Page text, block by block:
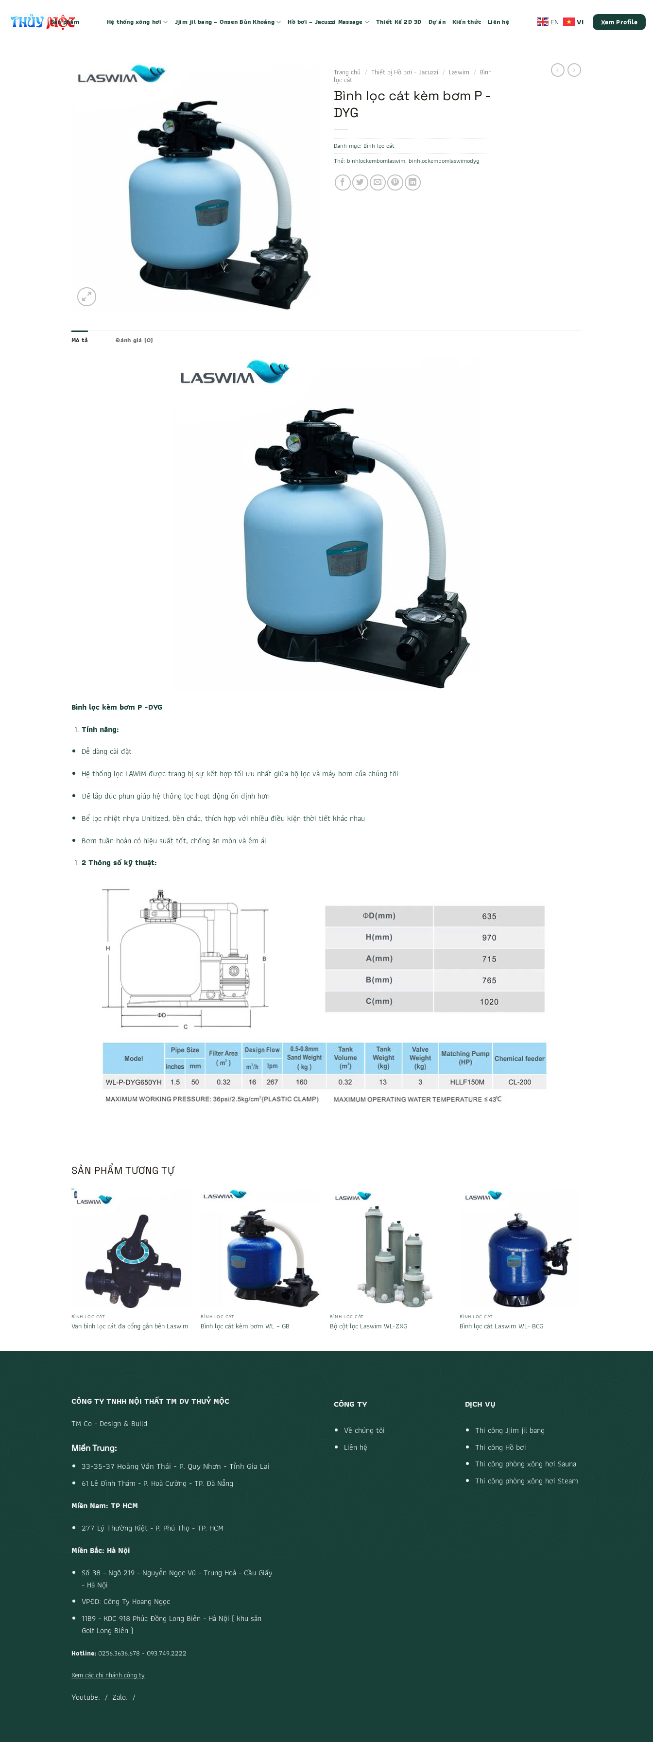
Sản phẩm Hệ thống xông hơi Jjim jil bang – Onsen Bùn Khoáng Hồ bơi – Jacuzzi Massage Thiết Kế 2D 3D Dự án Kiến thức Liên hệ EN VI Xem Profile
Trang chủ / Thiết bị Hồ bơi - Jacuzzi / Laswim / Bình
lọc cát
Bình lọc cát kèm bơm P -
DYG
Danh mục: Bình lọc cát
Thẻ: binhlockembomlaswim, binhlockembomlaswimodyg
Mô tả Đánh giá (0)
Bình lọc kèm bơm P -DYG
Tính năng:
Dễ dàng cài đặt
Hệ thống lọc LAWIM được trang bị sự kết hợp tối ưu nhất giữa bộ lọc và máy bơm của chúng tôi
Đế lắp đúc phun giúp hệ thống lọc hoạt động ổn định hơn
Bể lọc nhiệt nhựa Unitized, bền chắc, thích hợp với nhiều điều kiện thời tiết khác nhau
Bơm tuần hoàn có hiệu suất tốt, chống ăn mòn và êm ái
2 Thông số kỹ thuật:
SẢN PHẨM TƯƠNG TỰ
BÌNH LỌC CÁT
Van bình lọc cát đa cổng gắn bên Laswim
BÌNH LỌC CÁT
Bình lọc cát kèm bơm WL – GB
BÌNH LỌC CÁT
Bộ cột lọc Laswim WL-ZXG
BÌNH LỌC CÁT
Bình lọc cát Laswim WL- BCG
CÔNG TY TNHH NỘI THẤT TM DV THUỶ MỘC
TM Co - Design & Build
Miền Trung:
33-35-37 Hoàng Văn Thái - P. Quy Nhơn - Tỉnh Gia Lai
61 Lê Đình Thám - P. Hoà Cường - TP. Đà Nẵng
Miền Nam: TP HCM
277 Lý Thường Kiệt - P. Phú Thọ - TP. HCM
Miền Bắc: Hà Nội
Số 38 - Ngõ 219 - Nguyễn Ngọc Vũ - Trung Hoà - Cầu Giấy
- Hà Nội
VPĐD: Công Ty Hoang Ngọc
11B9 - KDC 918 Phúc Đồng Long Biên - Hà Nội ( khu sân
Golf Long Biên )
Hotline: 0256.3636.678 - 093.749.2222
Xem các chi nhánh công ty
Youtube. / Zalo. /
CÔNG TY
Về chúng tôi
Liên hệ
DỊCH VỤ
Thi công Jjim jil bang
Thi công Hồ bơi
Thi công phòng xông hơi Sauna
Thi công phòng xông hơi Steam